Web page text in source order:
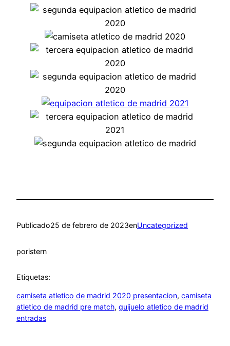
Publicado25 de febrero de 2023enUncategorized
poristern
Etiquetas:
camiseta atletico de madrid 2020 presentacion, camiseta
atletico de madrid pre match, guijuelo atletico de madrid
entradas